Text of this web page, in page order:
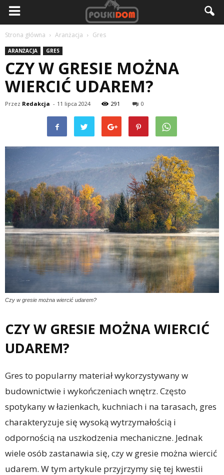
Strona główna Aranżacja Gres
ARANŻACJA GRES
CZY W GRESIE MOŻNA
WIERCIĆ UDAREM?
Przez Redakcja - 11 lipca 2024 291 0
Czy w gresie można wiercić udarem?
CZY W GRESIE MOŻNA WIERCIĆ
UDAREM?
Gres to popularny materiał wykorzystywany w
budownictwie i wykończeniach wnętrz. Często
spotykany w łazienkach, kuchniach i na tarasach, gres
charakteryzuje się wysoką wytrzymałością i
odpornością na uszkodzenia mechaniczne. Jednak
wiele osób zastanawia się, czy w gresie można wiercić
udarem. W tym artykule przyjrzymy się tej kwestii